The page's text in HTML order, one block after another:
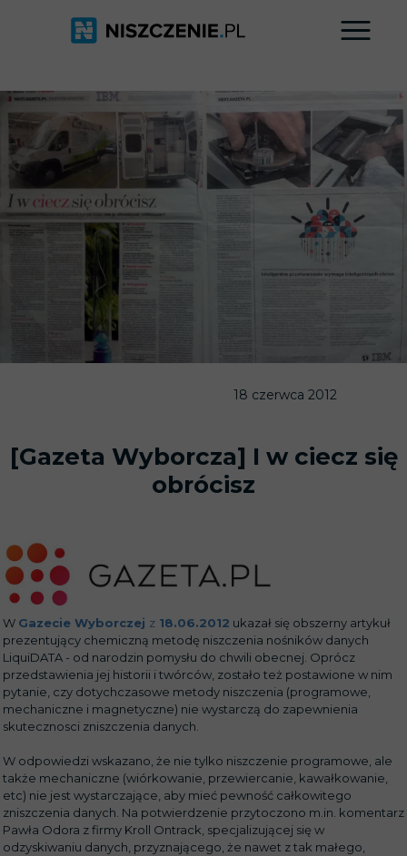
18 czerwca 2012
[Gazeta Wyborcza] I w ciecz się
obrócisz
W Gazecie Wyborczej z 18.06.2012 ukazał się obszerny artykuł
prezentujący chemiczną metodę niszczenia nośników danych
LiquiDATA - od narodzin pomysłu do chwili obecnej. Oprócz
przedstawienia jej historii i twórców, zostało też postawione w nim
pytanie, czy dotychczasowe metody niszczenia (programowe,
mechaniczne i magnetyczne) nie wystarczą do zapewnienia
skutecznosci zniszczenia danych.
W odpowiedzi wskazano, że nie tylko niszczenie programowe, ale
także mechaniczne (wiórkowanie, przewiercanie, kawałkowanie,
etc) nie jest wystarczające, aby mieć pewność całkowitego
zniszczenia danych. Na potwierdzenie przytoczono m.in. komentarz
Pawła Odora z firmy Kroll Ontrack, specjalizującej się w
odzyskiwaniu danych, przyznającego, że nawet z tak małego,